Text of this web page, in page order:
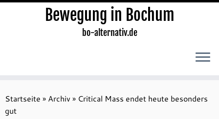
Inhalt
springen
Bewegung in Bochum
bo-alternativ.de
Startseite » Archiv » Critical Mass endet heute besonders
gut